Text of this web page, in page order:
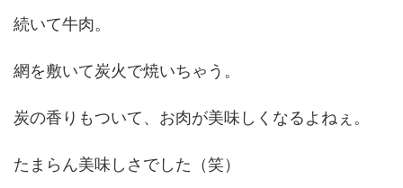
続いて牛肉。
網を敷いて炭火で焼いちゃう。
炭の香りもついて、お肉が美味しくなるよねぇ。
たまらん美味しさでした（笑）